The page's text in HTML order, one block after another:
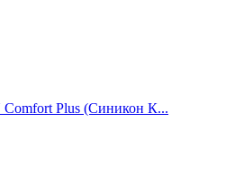
Plus (Синикон К...